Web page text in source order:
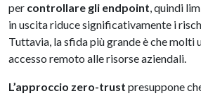
per controllare gli endpoint, quindi
in uscita riduce significativamente i
Tuttavia, la sfida più grande è che molti
accesso remoto alle risorse aziendali.
L’approccio zero-trust presuppone